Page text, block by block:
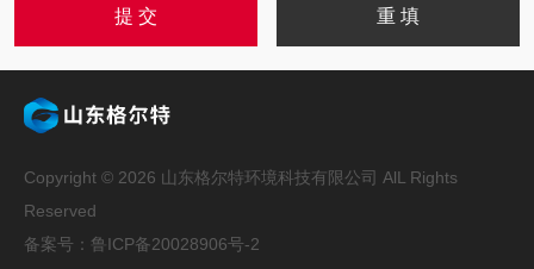
Copyright © 2026 山东格尔特环境科技有限公司 AlL Rights
Reserved
备案号：鲁ICP备20028906号-2